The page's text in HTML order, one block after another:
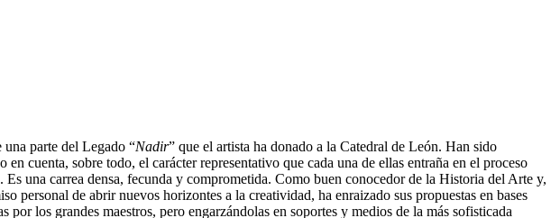
parte del Legado “Nadir” que el artista ha donado a la Catedral de León. Han sido
en cuenta, sobre todo, el carácter representativo que cada una de ellas entraña en el proceso
Es una carrea densa, fecunda y comprometida. Como buen conocedor de la Historia del Arte y,
personal de abrir nuevos horizontes a la creatividad, ha enraizado sus propuestas en bases
por los grandes maestros, pero engarzándolas en soportes y medios de la más sofisticada